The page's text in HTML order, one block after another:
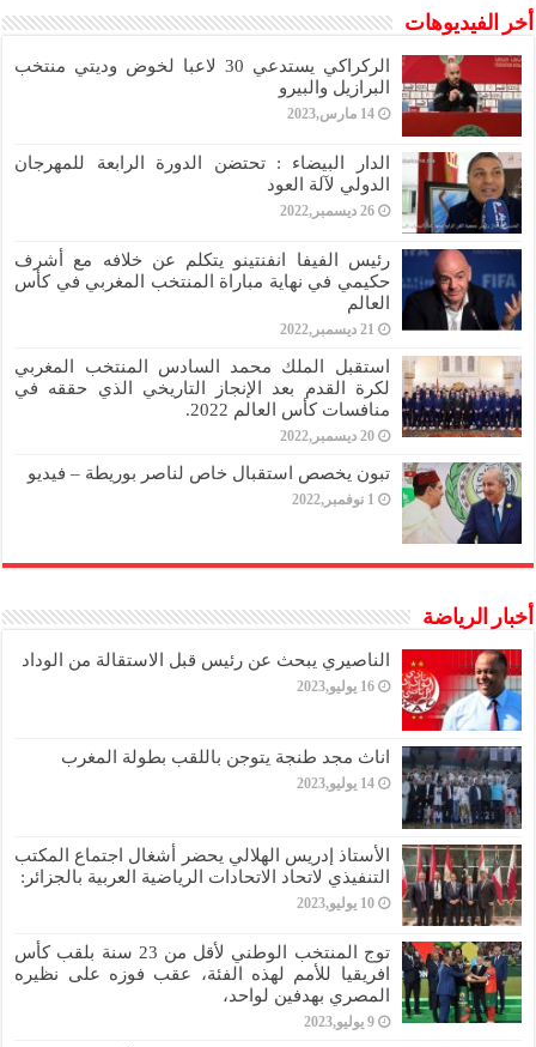
أخر الفيديوهات
الركراكي يستدعي 30 لاعبا لخوض وديتي منتخب
البرازيل والبيرو
14 مارس,2023
الدار البيضاء : تحتضن الدورة الرابعة للمهرجان
الدولي لآلة العود
26 ديسمبر,2022
رئيس الفيفا انفنتينو يتكلم عن خلافه مع أشرف
حكيمي في نهاية مباراة المنتخب المغربي في كأس
العالم
21 ديسمبر,2022
استقبل الملك محمد السادس المنتخب المغربي
لكرة القدم بعد الإنجاز التاريخي الذي حققه في
منافسات كأس العالم 2022.
20 ديسمبر,2022
تبون يخصص استقبال خاص لناصر بوريطة – فيديو
1 نوفمبر,2022
أخبار الرياضة
الناصيري يبحث عن رئيس قبل الاستقالة من الوداد
16 يوليو,2023
اناث مجد طنجة يتوجن باللقب بطولة المغرب
14 يوليو,2023
الأستاذ إدريس الهلالي يحضر أشغال اجتماع المكتب
التنفيذي لاتحاد الاتحادات الرياضية العربية بالجزائر:
10 يوليو,2023
توج المنتخب الوطني لأقل من 23 سنة بلقب كأس
افريقيا للأمم لهذه الفئة، عقب فوزه على نظيره
المصري بهدفين لواحد،
9 يوليو,2023